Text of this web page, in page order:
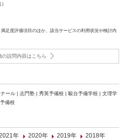
足度評価項目のほか、該当サービスの利用状況や検討内
設問内容はこちら
ール | 志門塾 | 秀英予備校 | 駿台予備学校 | 文理学
備校
年 2020年 2019年
2018年